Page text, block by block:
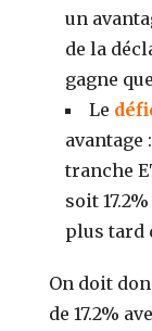
un
de la
gagne
Le
avantage
tranche
soit
plus tard
On doit
de 17.2%